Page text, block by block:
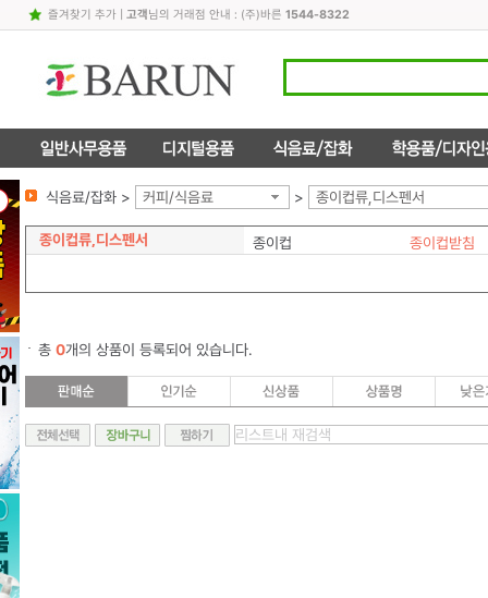
즐겨찾기 추가| 고객님의 거래점 안내 : (주)바른 1544-8322
식음료/잡화 > 커피/식음료 > 종이컵류,디스펜서
종이컵류,디스펜서 종이컵 종이컵받침
총 0개의 상품이 등록되어 있습니다.